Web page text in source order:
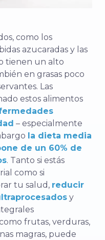
como los
azucaradas y las
tienen un alto
en grasas poco
Las
estos alimentos
– especialmente
la dieta media
de un 60% de
. Tanto si estás
como si
tu salud, reducir
y
frutas, verduras,
magras, puede